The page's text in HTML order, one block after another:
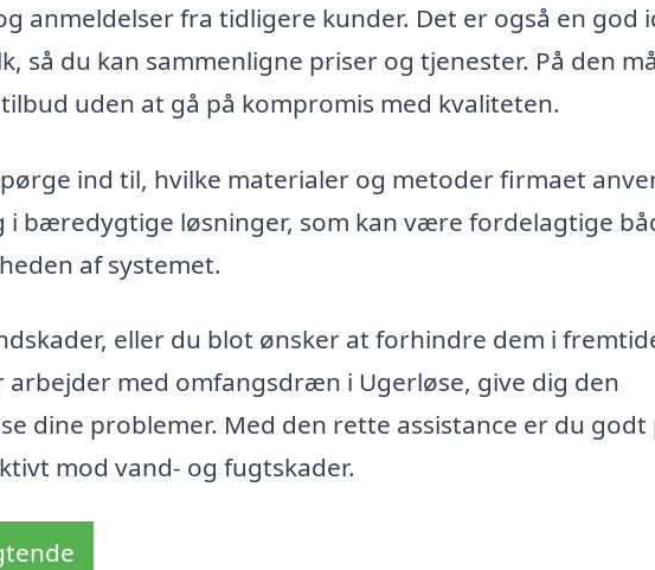
anmeldelser fra tidligere kunder. Det er også en god
så du kan sammenligne priser og tjenester. På den
uden at gå på kompromis med kvaliteten.
ind til, hvilke materialer og metoder firmaet
i bæredygtige løsninger, som kan være fordelagtige
af systemet.
eller du blot ønsker at forhindre dem i
med omfangsdræn i Ugerløse, give dig den
dine problemer. Med den rette assistance er du godt
mod vand- og fugtskader.